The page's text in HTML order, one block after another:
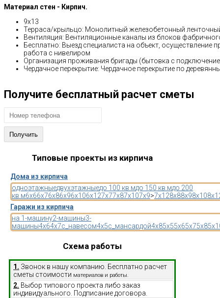
Материал стен - Кирпич.
9х13
Терраса/крыльцо: Монолитный железобетонный
Вентиляция: Вентиляционные каналы из блоков
Бесплатно: Выезд специалиста на объект, осуществление
работа с нивелиром
Организация проживания бригады (бытовка с
Чердачное перекрытие: Чердачное перекрытие по
Получите бесплатный расчет сметы
Типовые проекты из кирпича
Дома из кирпича
одноэтажныедвухэтажныедо 100 кв.мдо 150 кв.мдо 200
кв.м6x66x76x86x96x106x127x77x87x107x9>7x128x88x98x10
Гаражи из кирпича
на 1-машину2-машины3-
машины4x64x7с_навесом4x5с_мансардой4x85x55x65x75x8
Схема работы
1. Звонок в нашу компанию. Бесплатно расчет
сметы стоимости материалов и работы.
2. Выбор типового проекта либо заказ
индивидуального. Подписание договора.